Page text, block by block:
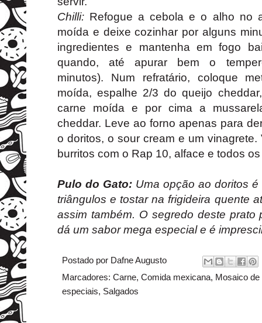
Chilli: Refogue a cebola e o alho no
moída e deixe cozinhar por alguns
ingredientes e mantenha em fogo
quando, até apurar bem o
minutos). Num refratário, coloque
moída, espalhe 2/3 do queijo
carne moída e por cima a
cheddar. Leve ao forno apenas para
o doritos, o sour cream e um
burritos com o Rap 10, alface e todos
Pulo do Gato: Uma opção ao doritos
triângulos e tostar na frigideira quente
assim também. O segredo deste prato
dá um sabor mega especial e é
Postado por Dafne Augusto
Marcadores: Carne, Comida mexicana, Mosaico
especiais, Salgados